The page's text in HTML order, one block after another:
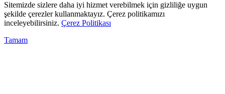
Sitemizde sizlere daha iyi hizmet verebilmek için gizliliğe uygun
şekilde çerezler kullanmaktayız. Çerez politikamızı
inceleyebilirsiniz. Çerez Politikası
Tamam